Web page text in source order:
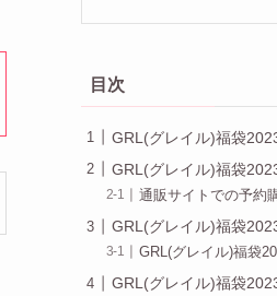
目次
GRL(グレイル)福袋
GRL(グレイル)福袋
通販サイトでの予約
GRL(グレイル)福袋
GRL(グレイル)福袋
GRL(グレイル)福袋